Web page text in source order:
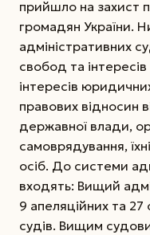
прийшло на захист
громадян України.
адміністративних
свобод та
інтересів
правових відносин
державної влади,
самоврядування,
осіб. До системи
входять: Вищий
9 апеляційних та 27
судів. Вищим